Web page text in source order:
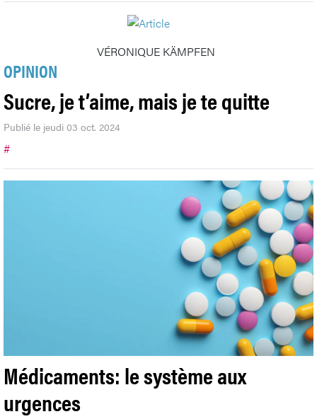
VÉRONIQUE KÄMPFEN
OPINION
Sucre, je t’aime, mais je te quitte
Publié le jeudi 03 oct. 2024
#
Médicaments: le système aux
urgences